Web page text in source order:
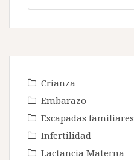
Crianza
Embarazo
Escapadas familiares
Infertilidad
Lactancia Materna